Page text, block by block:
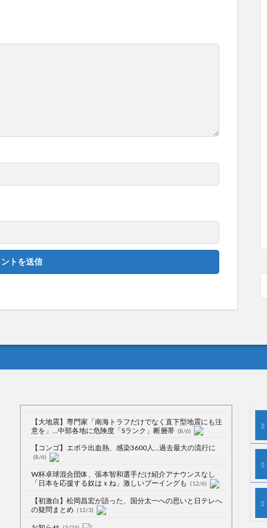
【大地震】専門家「南海トラフだけでなく直下型地震にも注
意を」…中部各地に危険度「Sランク」断層帯 (8/6)
【コンゴ】エボラ出血熱、感染3600人…過去最大の流行に
(8/6)
W杯卓球混合団体、張本智和選手だけ紹介アナウンスなし
「日本を応援する奴はｘね」激しいブーイングも
(12/6)
【初激白】松岡昌宏が語った、国分太一への思いと日テレへ
の疑問まとめ (12/3)